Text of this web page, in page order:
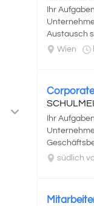
Ihr
Austausch
Wien
Ihr
südlich